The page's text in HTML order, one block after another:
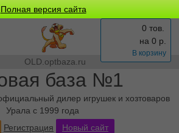
Полная версия сайта
OLD.optbaza.ru
база №1
дилер игрушек и хозтоваров
Урала с 1999 года
0 тов.
на 0 р.
В корзину
Регистрация Новый сайт